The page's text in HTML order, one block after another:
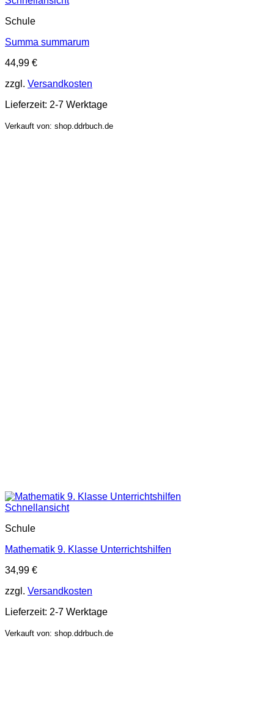
Schule
Summa summarum
44,99 €
zzgl. Versandkosten
Lieferzeit: 2-7 Werktage
Verkauft von: shop.ddrbuch.de
Schnellansicht
Schule
Mathematik 9. Klasse Unterrichtshilfen
34,99 €
zzgl. Versandkosten
Lieferzeit: 2-7 Werktage
Verkauft von: shop.ddrbuch.de